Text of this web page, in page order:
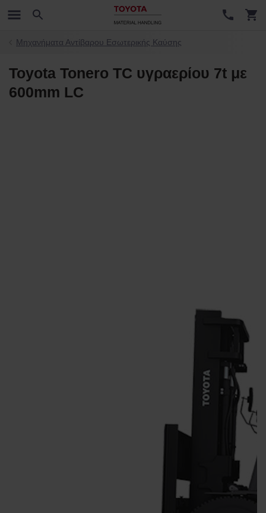
Μηχανήματα Αντίβαρου Εσωτερικής Καύσης
Toyota Tonero TC υγραερίου 7t με
600mm LC